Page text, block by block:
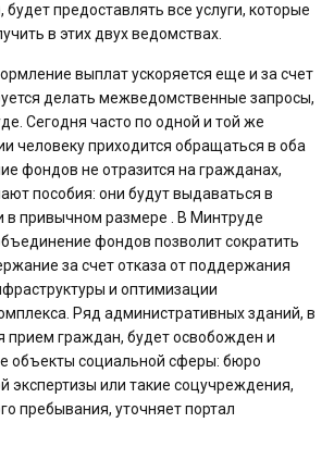
предоставлять все услуги, которые
в этих двух ведомствах.
выплат ускоряется еще и за счет
делать межведомственные запросы,
Сегодня часто по одной и той же
человеку приходится обращаться в оба
фондов не отразится на гражданах,
пособия: они будут выдаваться в
в привычном размере . В Минтруде
фондов позволит сократить
за счет отказа от поддержания
и оптимизации
Ряд административных зданий, в
прием граждан, будет освобожден и
объекты социальной сферы: бюро
экспертизы или такие соцучреждения,
пребывания, уточняет портал